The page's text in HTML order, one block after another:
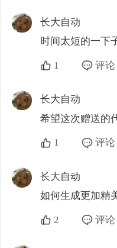
长大自动
时间太短的一下
1 评论
长大自动
希望这次赠送的
1 评论
长大自动
如何生成更加精
2 评论